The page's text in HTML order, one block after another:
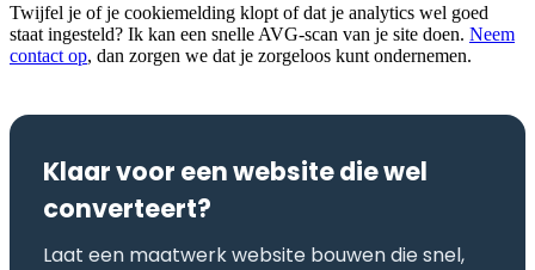
Twijfel je of je cookiemelding klopt of dat je analytics wel goed
staat ingesteld? Ik kan een snelle AVG-scan van je site doen. Neem
contact op, dan zorgen we dat je zorgeloos kunt ondernemen.
Klaar voor een website die wel
converteert?
Laat een maatwerk website bouwen die snel,